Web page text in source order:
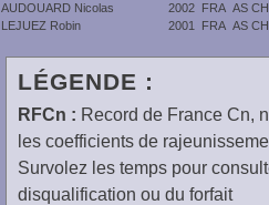
AUDOUARD Nicolas 2002 FRA AS
LEJUEZ Robin 2001 FRA AS
LÉGENDE :
RFCn : Record de France Cn,
les coefficients de
Survolez les temps pour
disqualification ou du forfait